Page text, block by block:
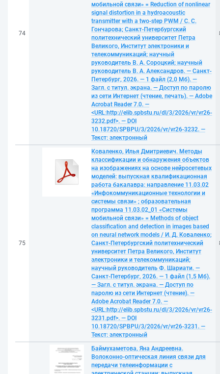
74
мобильной связи» = Reduction of nonlinear
signal distortion in a hydroacoustic
transmitter with a two-step PWM / С. С.
Гончарова; Санкт-Петербургский
политехнический университет Петра
Великого, Институт электроники и
телекоммуникаций; научный
руководитель В. А. Сороцкий; научный
руководитель В. А. Александров. — Санкт-
Петербург, 2026. — 1 файл (2,0 Мб). —
Загл. с титул. экрана. — Доступ по паролю
из сети Интернет (чтение, печать). — Adobe
Acrobat Reader 7.0. —
<URL:http://elib.spbstu.ru/dl/3/2026/vr/vr26-
3232.pdf>. — DOI
10.18720/SPBPU/3/2026/vr/vr26-3232. —
Текст: электронный
75
Коваленко, Илья Дмитриевич. Методы
классификации и обнаружения объектов
на изображениях на основе нейросетевых
моделей: выпускная квалификационная
работа бакалавра: направление 11.03.02
«Инфокоммуникационные технологии и
системы связи» ; образовательная
программа 11.03.02_01 «Системы
мобильной связи» = Methods of object
classification and detection in images based
on neural network models / И. Д. Коваленко;
Санкт-Петербургский политехнический
университет Петра Великого, Институт
электроники и телекоммуникаций;
научный руководитель Ф. Шариати. —
Санкт-Петербург, 2026. — 1 файл (1,5 Мб).
— Загл. с титул. экрана. — Доступ по
паролю из сети Интернет (чтение). —
Adobe Acrobat Reader 7.0. —
<URL:http://elib.spbstu.ru/dl/3/2026/vr/vr26-
3231.pdf>. — DOI
10.18720/SPBPU/3/2026/vr/vr26-3231. —
Текст: электронный
Баймухаметова, Яна Андреевна.
Волоконно-оптическая линия связи для
передачи телеинформации с